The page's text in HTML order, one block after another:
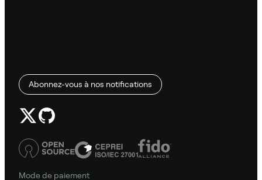
Abonnez-vous à nos notifications
Mode de paiement